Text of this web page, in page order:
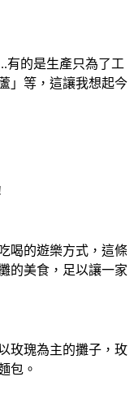
有的是生產只為了工
」等，這讓我想起今
喝的遊樂方式，這條
的美食，足以讓一家
玫瑰為主的攤子，玫
包。